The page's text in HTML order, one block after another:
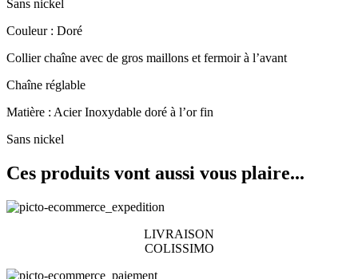
Sans nickel
Couleur : Doré
Collier chaîne avec de gros maillons et fermoir à l’avant
Chaîne réglable
Matière : Acier Inoxydable doré à l’or fin
Sans nickel
Ces produits vont aussi vous plaire...
LIVRAISON
COLISSIMO